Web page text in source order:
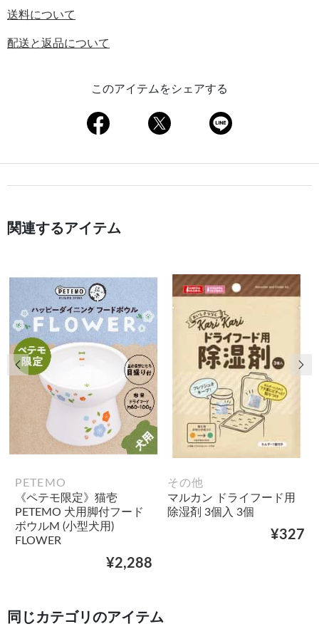
送料について
配送と返品について
このアイテムをシェアする
関連するアイテム
PETEMO
《ペテモ限定》猫壱
PETEMO 犬用脚付フード
ボウルM (小型犬用)
FLOWER
¥2,288
その他
マルカン ドライフード用
除湿剤 3個入 3個
¥327
前の画像 次
同じカテゴリのアイテム